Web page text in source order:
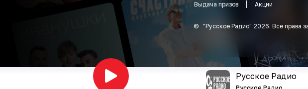
Выдача призов
Акции
© "Русское Радио" 2026. Все права
Русское Радио